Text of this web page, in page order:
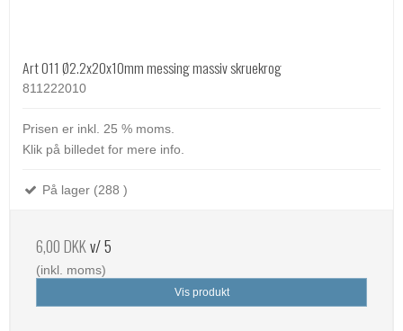
Art 011 Ø2.2x20x10mm messing massiv skruekrog
811222010
Prisen er inkl. 25 % moms.
Klik på billedet for mere info.
På lager (288 )
6,00 DKKv/ 5
(inkl. moms)
Vis produkt